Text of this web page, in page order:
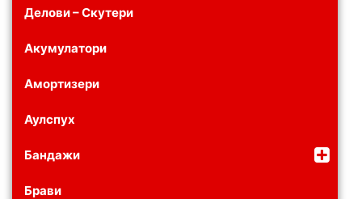
Делови – Скутери
Акумулатори
Амортизери
Аулспух
Бандажи
Брави